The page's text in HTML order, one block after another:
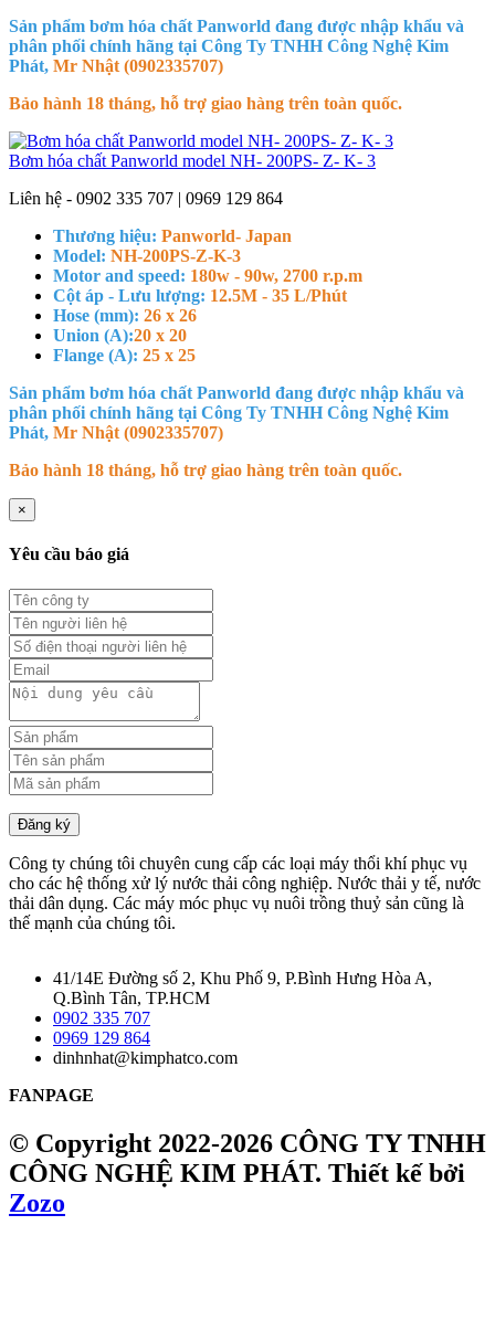
Sản phẩm bơm hóa chất Panworld đang được nhập khẩu và
phân phối chính hãng tại Công Ty TNHH Công Nghệ Kim
Phát, Mr Nhật (0902335707)
Bảo hành 18 tháng, hỗ trợ giao hàng trên toàn quốc.
Bơm hóa chất Panworld model NH- 200PS- Z- K- 3
Liên hệ - 0902 335 707 | 0969 129 864
Thương hiệu: Panworld- Japan
Model: NH-200PS-Z-K-3
Motor and speed: 180w - 90w, 2700 r.p.m
Cột áp - Lưu lượng: 12.5M - 35 L/Phút
Hose (mm): 26 x 26
Union (A):20 x 20
Flange (A): 25 x 25
Sản phẩm bơm hóa chất Panworld đang được nhập khẩu và
phân phối chính hãng tại Công Ty TNHH Công Nghệ Kim
Phát, Mr Nhật (0902335707)
Bảo hành 18 tháng, hỗ trợ giao hàng trên toàn quốc.
×
Yêu cầu báo giá
Đăng ký
Công ty chúng tôi chuyên cung cấp các loại máy thổi khí phục vụ
cho các hệ thống xử lý nước thải công nghiệp. Nước thải y tế, nước
thải dân dụng. Các máy móc phục vụ nuôi trồng thuỷ sản cũng là
thế mạnh của chúng tôi.
41/14E Đường số 2, Khu Phố 9, P.Bình Hưng Hòa A,
Q.Bình Tân, TP.HCM
0902 335 707
0969 129 864
dinhnhat@kimphatco.com
FANPAGE
© Copyright 2022-2026 CÔNG TY TNHH
CÔNG NGHỆ KIM PHÁT. Thiết kế bởi
Zozo